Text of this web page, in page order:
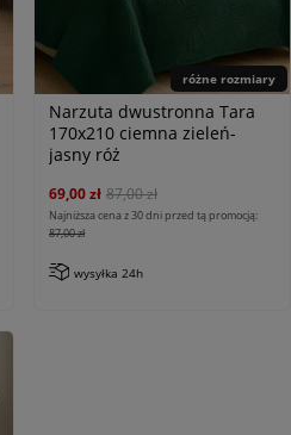
różne rozmiary
Narzuta dwustronna Tara
170x210 ciemna zieleń-
jasny róż
69,00 zł 87,00 zł
Najniższa cena z 30 dni przed tą promocją:
87,00 zł
wysyłka 24h